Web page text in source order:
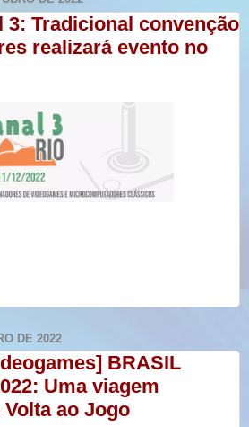
3: Tradicional convenção
realizará evento no
DE 2022
BRASIL
Uma viagem
ao Jogo